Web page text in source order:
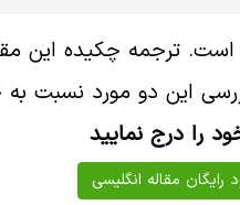
این دو مورد نسبت به
را درج نمایید